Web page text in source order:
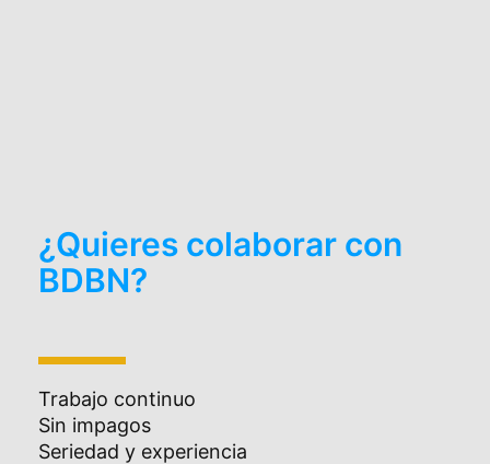
¿Quieres colaborar con
BDBN?
Trabajo continuo
Sin impagos
Seriedad y experiencia